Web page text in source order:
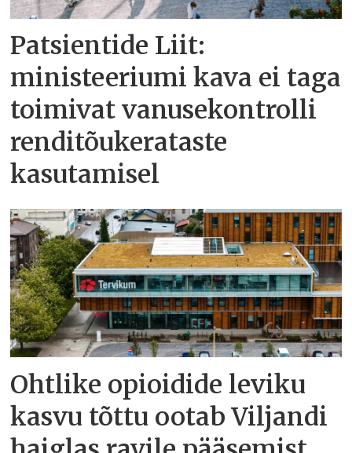
Patsientide Liit:
ministeeriumi kava ei taga
toimivat vanusekontrolli
renditõukerataste
kasutamisel
Ohtlike opioidide leviku
kasvu tõttu ootab Viljandi